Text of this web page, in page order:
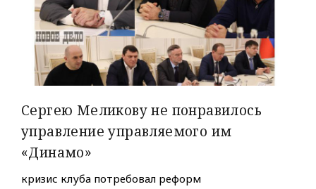
Сергею Меликову не понравилось
управление управляемого им
«Динамо»
кризис клуба потребовал реформ